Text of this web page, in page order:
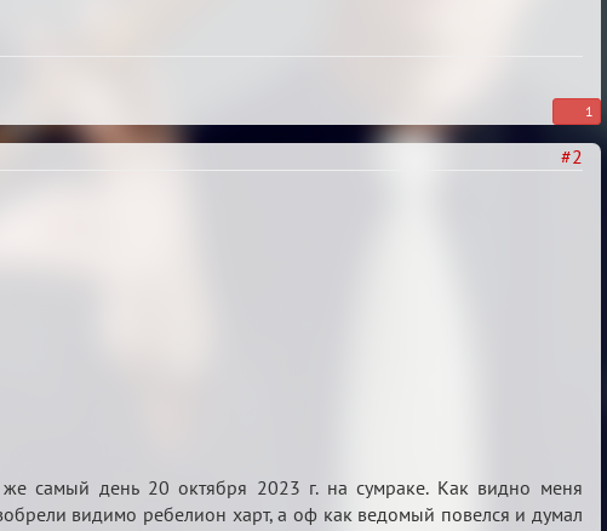
1
#2
же самый день 20 октября 2023 г. на сумраке. Как видно меня
видимо ребелион харт, а оф как ведомый повелся и думал